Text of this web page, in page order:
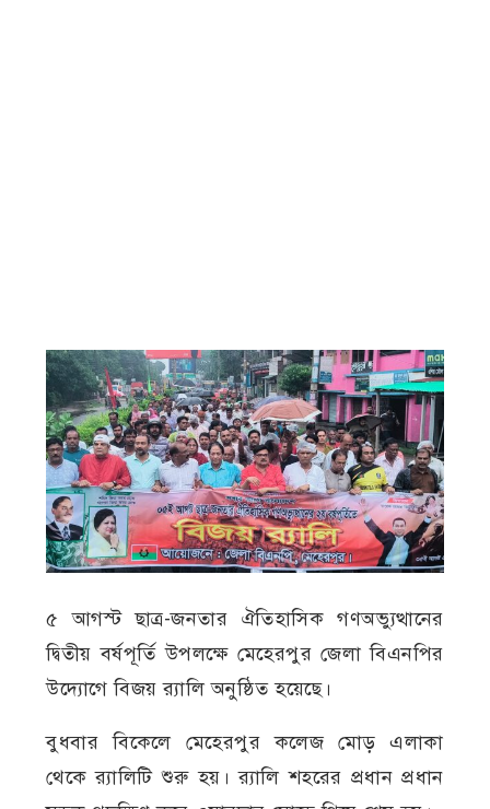
৫ আগস্ট ছাত্র-জনতার ঐতিহাসিক গণঅভ্যুত্থানের
দ্বিতীয় বর্ষপূর্তি উপলক্ষে মেহেরপুর জেলা বিএনপির
উদ্যোগে বিজয় র‍্যালি অনুষ্ঠিত হয়েছে।
বুধবার বিকেলে মেহেরপুর কলেজ মোড় এলাকা
থেকে র‍্যালিটি শুরু হয়। র‍্যালি শহরের প্রধান প্রধান